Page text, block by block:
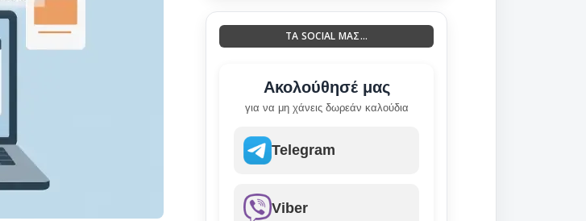
ΤΑ SOCIAL ΜΑΣ...
Ακολούθησέ μας
για να μη χάνεις δωρεάν καλούδια
Telegram
Viber